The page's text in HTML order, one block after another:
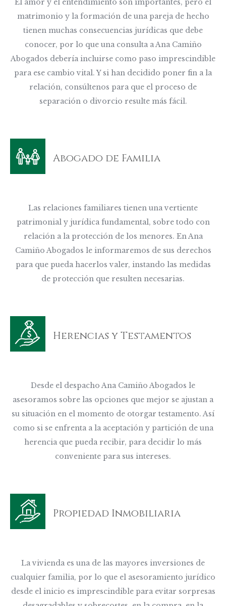
El amor y el entendimiento son importantes, pero el
matrimonio y la formación de una pareja de hecho
tienen muchas consecuencias jurídicas que debe
conocer, por lo que una consulta a Ana Camiño
Abogados debería incluirse como paso imprescindible
para ese cambio vital. Y si han decidido poner fin a la
relación, consúltenos para que el proceso de
separación o divorcio resulte más fácil.
Abogado de Familia
Las relaciones familiares tienen una vertiente
patrimonial y jurídica fundamental, sobre todo con
relación a la protección de los menores. En Ana
Camiño Abogados le informaremos de sus derechos
para que pueda hacerlos valer, instando las medidas
de protección que resulten necesarias.
Herencias y Testamentos
Desde el despacho Ana Camiño Abogados le
asesoramos sobre las opciones que mejor se ajustan a
su situación en el momento de otorgar testamento. Así
como si se enfrenta a la aceptación y partición de una
herencia que pueda recibir, para decidir lo más
conveniente para sus intereses.
Propiedad Inmobiliaria
La vivienda es una de las mayores inversiones de
cualquier familia, por lo que el asesoramiento jurídico
desde el inicio es imprescindible para evitar sorpresas